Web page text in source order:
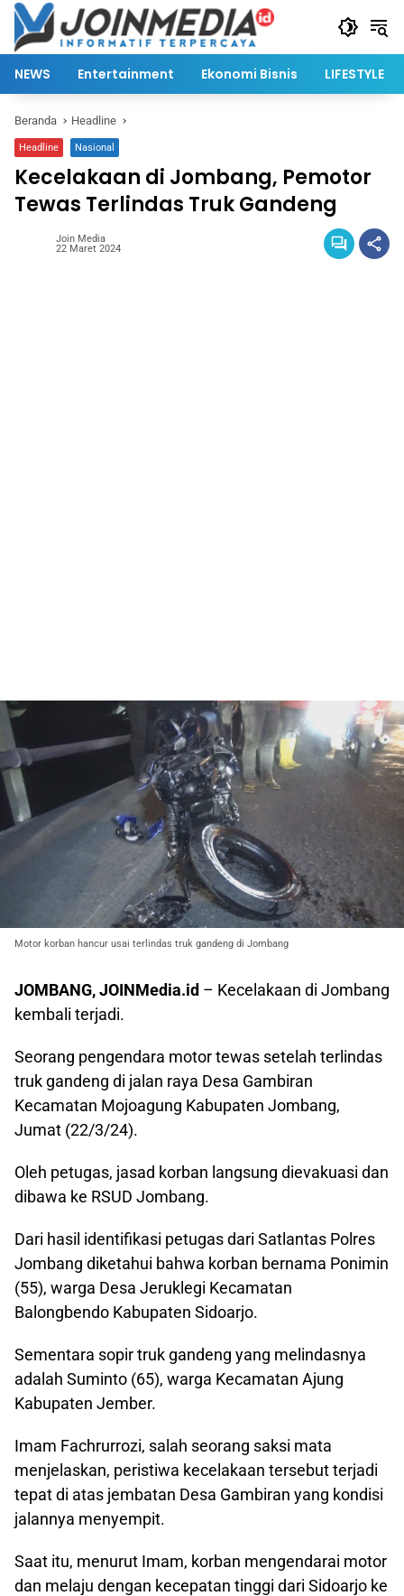
Langsung
konten
NEWS Entertainment Ekonomi Bisnis LIFESTYLE
Beranda Headline
Headline Nasional
Kecelakaan di Jombang, Pemotor
Tewas Terlindas Truk Gandeng
Join Media
22 Maret 2024
Motor korban hancur usai terlindas truk gandeng di Jombang
JOMBANG, JOINMedia.id – Kecelakaan di Jombang
kembali terjadi.
Seorang pengendara motor tewas setelah terlindas
truk gandeng di jalan raya Desa Gambiran
Kecamatan Mojoagung Kabupaten Jombang,
Jumat (22/3/24).
Oleh petugas, jasad korban langsung dievakuasi dan
dibawa ke RSUD Jombang.
Dari hasil identifikasi petugas dari Satlantas Polres
Jombang diketahui bahwa korban bernama Ponimin
(55), warga Desa Jeruklegi Kecamatan
Balongbendo Kabupaten Sidoarjo.
Sementara sopir truk gandeng yang melindasnya
adalah Suminto (65), warga Kecamatan Ajung
Kabupaten Jember.
Imam Fachrurrozi, salah seorang saksi mata
menjelaskan, peristiwa kecelakaan tersebut terjadi
tepat di atas jembatan Desa Gambiran yang kondisi
jalannya menyempit.
Saat itu, menurut Imam, korban mengendarai motor
dan melaju dengan kecepatan tinggi dari Sidoarjo ke